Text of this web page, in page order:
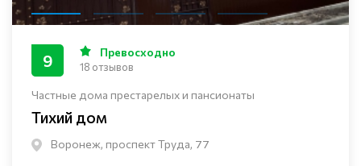
Частные дома престарелых и пансионаты
Тихий дом
Воронеж, проспект Труда, 77
9 Превосходно
18 отзывов